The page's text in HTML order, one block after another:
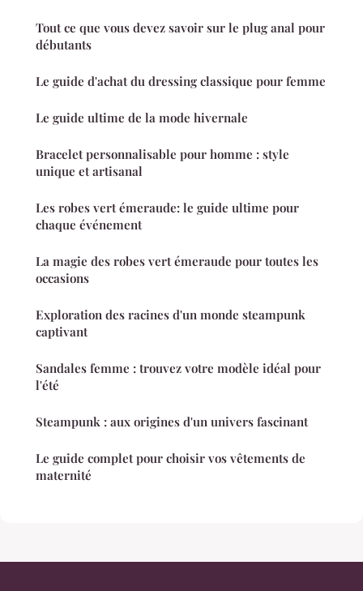
Tout ce que vous devez savoir sur le plug anal pour
débutants
Le guide d'achat du dressing classique pour femme
Le guide ultime de la mode hivernale
Bracelet personnalisable pour homme : style
unique et artisanal
Les robes vert émeraude: le guide ultime pour
chaque événement
La magie des robes vert émeraude pour toutes les
occasions
Exploration des racines d'un monde steampunk
captivant
Sandales femme : trouvez votre modèle idéal pour
l'été
Steampunk : aux origines d'un univers fascinant
Le guide complet pour choisir vos vêtements de
maternité